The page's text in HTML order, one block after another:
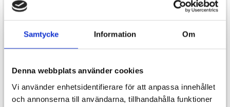
Samtycke Information Om
Denna webbplats använder cookies
Vi använder enhetsidentifierare för att anpassa innehållet
och annonserna till användarna, tillhandahålla funktioner
behöva oroa sig för att något går sönder. Det passar lika bra till saft
vuxna, och de lekfulla Halloweenmotiven gör det till ett självklart
inslag på varje festbord.
Produktinformation: